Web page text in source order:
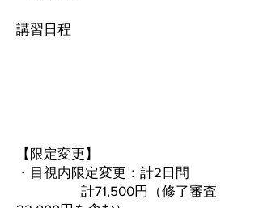
​講習日程
【限定変更】
・目視内限定変更：計2日間
計71,500円（修了審査